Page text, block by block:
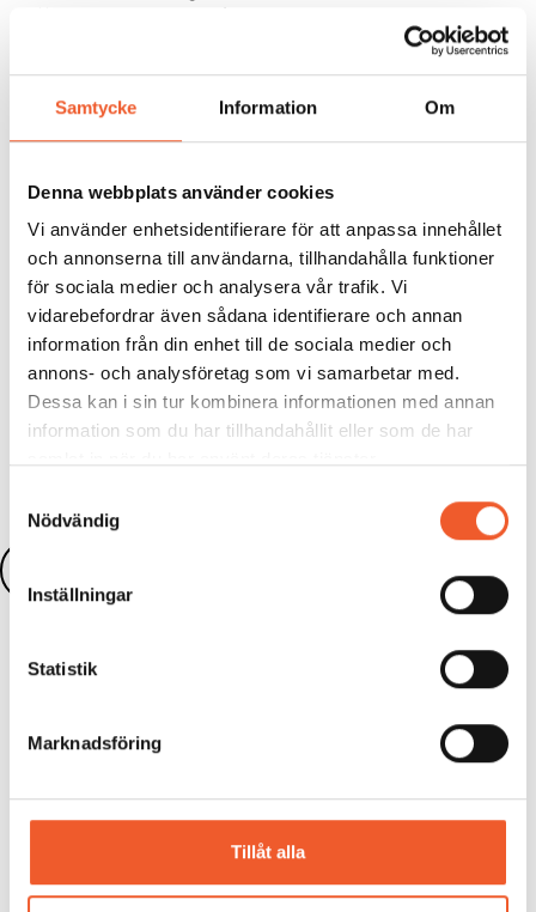
Samtycke Information Om
Denna webbplats använder cookies
Vi använder enhetsidentifierare för att anpassa innehållet
och annonserna till användarna, tillhandahålla funktioner
för sociala medier och analysera vår trafik. Vi
vidarebefordrar även sådana identifierare och annan
information från din enhet till de sociala medier och
annons- och analysföretag som vi samarbetar med.
Dessa kan i sin tur kombinera informationen med annan
information som du har tillhandahållit eller som de har
Nödvändig
Inställningar
Statistik
Marknadsföring
Tillåt alla
affärsplan, menar Heléne.
heldagsutbildningdär
deltagarna får verktyg att leda och utveckla
arbetsplatsstrategin från analys till genomförande.
Det blir en konkret och inspirerande dag med
föreläsningar, case och övningar – och framför allt
– Målet är att du ska åka hem med både inspiration
och något att faktiskt börja jobba med redan dagen
därpå.
Bildkälla: Castellum
Dela:
KURS
Utveckla en arbetsplatsstrategi som
gör skillnad – för tydlig riktning och
hållbara resultat
Så leder du förändringsarbetet mot ett